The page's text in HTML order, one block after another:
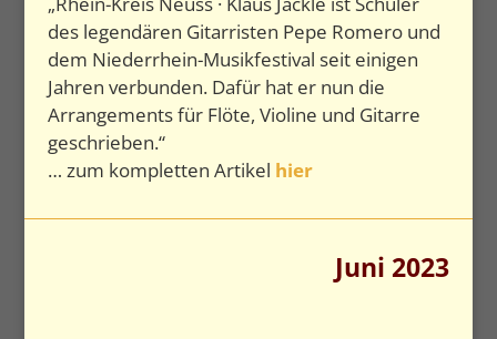
des legendären Gitarristen Pepe Romero und
dem Niederrhein-Musikfestival seit einigen
Jahren verbunden. Dafür hat er nun die
Arrangements für Flöte, Violine und Gitarre
geschrieben.“
… zum kompletten Artikel hier
Juni 2023